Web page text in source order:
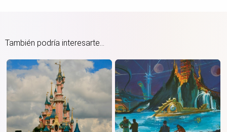
También podría interesarte...